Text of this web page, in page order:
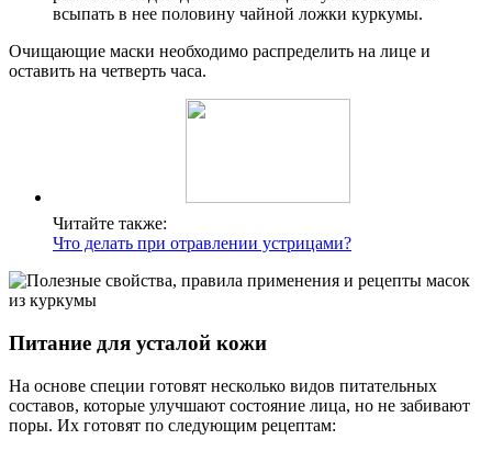
всыпать в нее половину чайной ложки куркумы.
Очищающие маски необходимо распределить на лице и
оставить на четверть часа.
Читайте также:
Что делать при отравлении устрицами?
Питание для усталой кожи
На основе специи готовят несколько видов питательных
составов, которые улучшают состояние лица, но не забивают
поры. Их готовят по следующим рецептам: